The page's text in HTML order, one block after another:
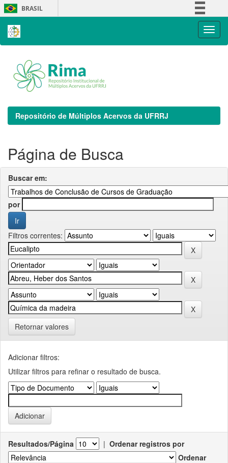
Skip
navigation
BRASIL
Repositório de Múltiplos Acervos da UFRRJ
Página de Busca
Buscar em:
por
Filtros correntes:
Retornar valores
Adicionar filtros:
Utilizar filtros para refinar o resultado de busca.
Resultados/Página | Ordenar registros por
Ordenar